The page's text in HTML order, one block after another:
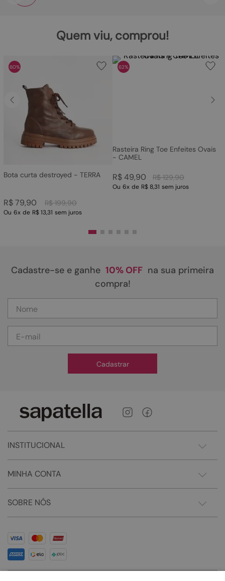
Quem viu, comprou!
60%
Bota curta destroyed - TERRA
R$ 199,90
R$79,90
Ou 6x de R$ 13,31 sem juros
62%
Rasteira Ring Toe Enfeites Ovais
- CAMEL
R$ 129,90
R$49,90
Ou 6x de R$ 8,31 sem juros
Cadastre-se e ganhe 10% OFF na sua primeira
compra!
Cadastrar
INSTITUCIONAL
MINHA CONTA
SOBRE NÓS